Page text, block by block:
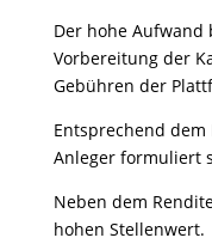
Der hohe Aufwand
Vorbereitung der
Gebühren der
Entsprechend dem
Anleger formuliert
Neben dem
hohen Stellenwert.